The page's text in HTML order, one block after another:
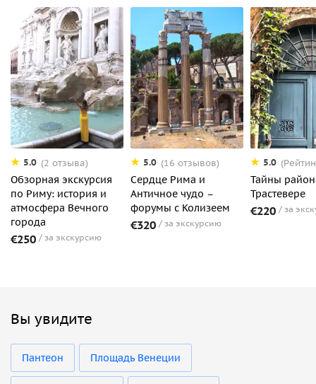
5.0 (2 отзыва)
Обзорная экскурсия
по Риму: история и
атмосфера Вечного
города
€250 за экскурсию
5.0 (16 отзывов)
Сердце Рима и
Античное чудо –
форумы с Колизеем
€320 за экскурсию
5.0
Тайны
Трастевере
€220 за
Вы увидите
Пантеон Площадь Венеции